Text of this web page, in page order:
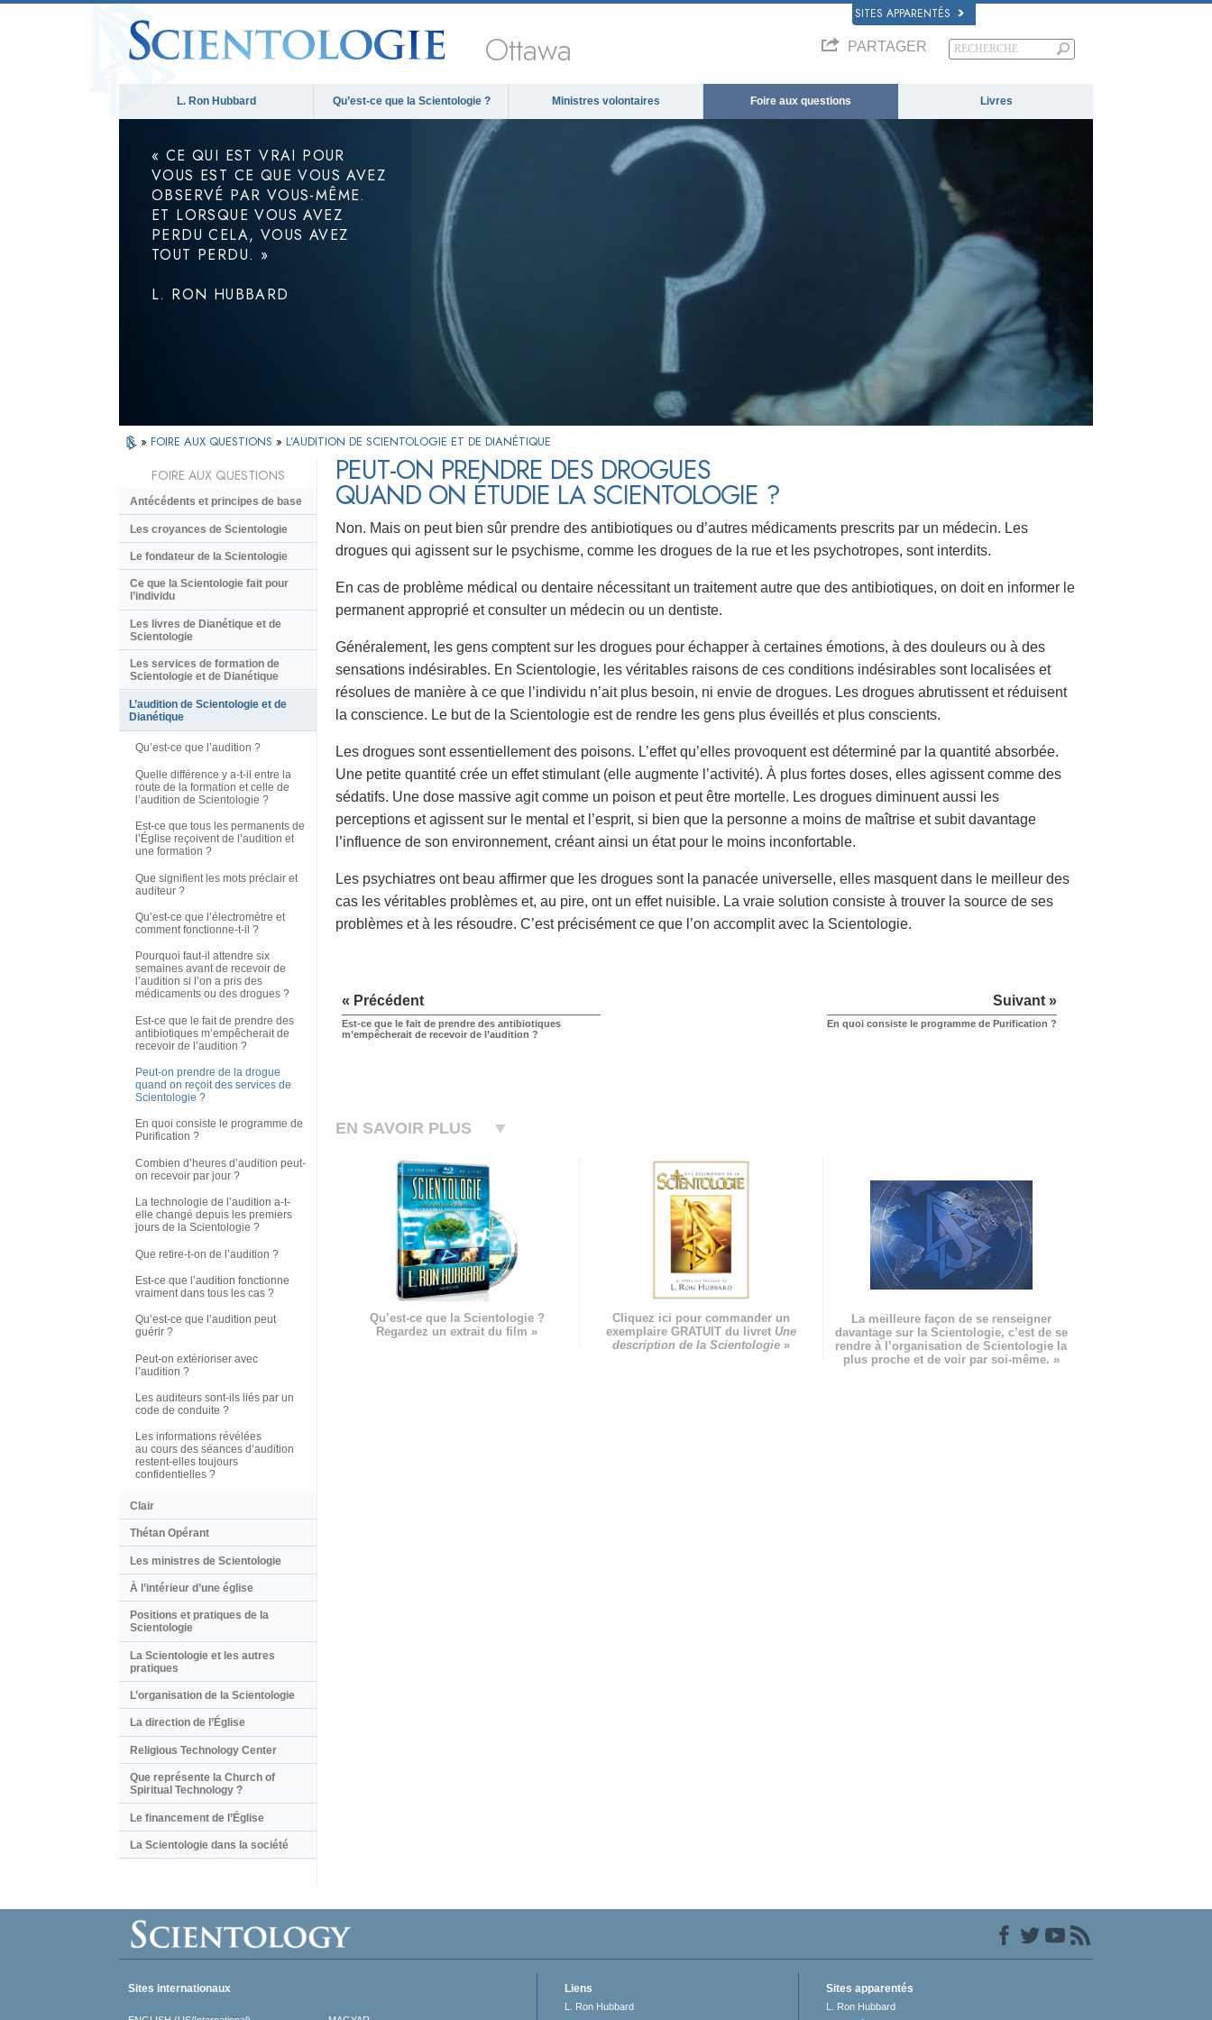
SITES APPARENTÉS
Ottawa PARTAGER
L. Ron Hubbard Qu’est-ce que la Scientologie ? Ministres volontaires Foire aux questions Livres
« CE QUI EST VRAI POUR
VOUS EST CE QUE VOUS AVEZ
OBSERVÉ PAR VOUS-MÊME.
ET LORSQUE VOUS AVEZ
PERDU CELA, VOUS AVEZ
TOUT PERDU. »
L. RON HUBBARD
» FOIRE AUX QUESTIONS » L’AUDITION DE SCIENTOLOGIE ET DE DIANÉTIQUE
PEUT-ON PRENDRE DES DROGUES
QUAND ON ÉTUDIE LA SCIENTOLOGIE ?
Non. Mais on peut bien sûr prendre des antibiotiques ou d’autres médicaments prescrits par un médecin. Les
drogues qui agissent sur le psychisme, comme les drogues de la rue et les psychotropes, sont interdits.
En cas de problème médical ou dentaire néces­sitant un traitement autre que des antibiotiques, on doit en informer le
permanent approprié et consulter un médecin ou un dentiste.
Généralement, les gens comptent sur les drogues pour échapper à certaines émotions, à des douleurs ou à des
sensations indésirables. En Scientologie, les véritables raisons de ces conditions indésirables sont localisées et
résolues de manière à ce que l’individu n’ait plus besoin, ni envie de drogues. Les drogues abrutissent et réduisent
la conscience. Le but de la Scientologie est de rendre les gens plus éveillés et plus conscients.
Les drogues sont essentiellement des poisons. L’effet qu’elles provoquent est déterminé par la quantité absorbée.
Une petite quantité crée un effet stimulant (elle augmente l’activité). À plus fortes doses, elles agissent comme des
sédatifs. Une dose massive agit comme un poison et peut être mortelle. Les drogues diminuent aussi les
perceptions et agissent sur le mental et l’esprit, si bien que la personne a moins de maîtrise et subit davantage
l’influence de son environnement, créant ainsi un état pour le moins inconfortable.
Les psychiatres ont beau affirmer que les drogues sont la panacée universelle, elles masquent dans le meilleur des
cas les véritables problèmes et, au pire, ont un effet nuisible. La vraie solution consiste à trouver la source de ses
problèmes et à les résoudre. C’est précisément ce que l’on accomplit avec la Scientologie.
« Précédent
Est-ce que le fait de prendre des antibiotiques
m’empêcherait de recevoir de l’audition ?
Suivant »
En quoi consiste le programme de Purification ?
EN SAVOIR PLUS
Qu’est-ce que la Scientologie ?
Regardez un extrait du film »
Cliquez ici pour commander un
exemplaire GRATUIT du livret Une
description de la Scientologie»
La meilleure façon de se renseigner
davantage sur la Scientologie, c’est de se
rendre à l’organisation de Scientologie la
plus proche et de voir par soi-même. »
FOIRE AUX QUESTIONS
Antécédents et principes de base
Les croyances de Scientologie
Le fondateur de la Scientologie
Ce que la Scientologie fait pour
l’individu
Les livres de Dianétique et de
Scientologie
Les services de formation de
Scientologie et de Dianétique
L’audition de Scientologie et de
Dianétique
Qu’est-ce que l’audition ?
Quelle différence y a-t-il entre la
route de la formation et celle de
l’audition de Scientologie ?
Est-ce que tous les permanents de
l’Église reçoivent de l’audition et
une formation ?
Que signifient les mots préclair et
auditeur ?
Qu’est-ce que l’électromètre et
comment fonctionne-t-il ?
Pourquoi faut-il attendre six
semaines avant de recevoir de
l’audition si l’on a pris des
médicaments ou des drogues ?
Est-ce que le fait de prendre des
antibiotiques m’empêcherait de
recevoir de l’audition ?
Peut-on prendre de la drogue
quand on reçoit des services de
Scientologie ?
En quoi consiste le programme de
Purification ?
Combien d’heures d’audition peut-
on recevoir par jour ?
La technologie de l’audition a-t-
elle changé depuis les premiers
jours de la Scientologie ?
Que retire-t-on de l’audition ?
Est-ce que l’audition fonctionne
vraiment dans tous les cas ?
Qu’est-ce que l’audition peut
guérir ?
Peut-on extérioriser avec
l’audition ?
Les auditeurs sont-ils liés par un
code de conduite ?
Les informations révélées
au cours des séances d’audition
restent-elles toujours
confidentielles ?
Clair
Thétan Opérant
Les ministres de Scientologie
À l’intérieur d’une église
Positions et pratiques de la
Scientologie
La Scientologie et les autres
pratiques
L’organisation de la Scientologie
La direction de l’Église
Religious Technology Center
Que représente la Church of
Spiritual Technology ?
Le financement de l’Église
La Scientologie dans la société
Sites internationaux Liens
L. Ron Hubbard
Sites apparentés
L. Ron Hubbard